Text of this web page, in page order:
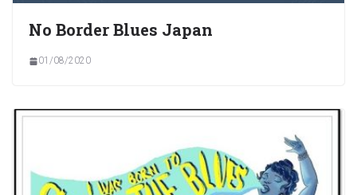
No Border Blues Japan
01/08/2020